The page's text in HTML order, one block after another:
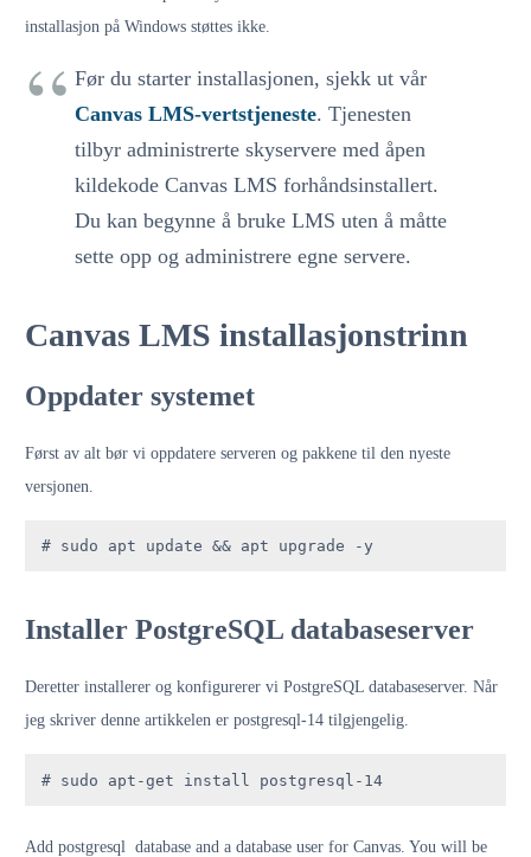
installasjon på Windows støttes ikke.
Før du starter installasjonen, sjekk ut vår
Canvas LMS-vertstjeneste. Tjenesten
tilbyr administrerte skyservere med åpen
kildekode Canvas LMS forhåndsinstallert.
Du kan begynne å bruke LMS uten å måtte
sette opp og administrere egne servere.
Canvas LMS installasjonstrinn
Oppdater systemet
Først av alt bør vi oppdatere serveren og pakkene til den nyeste
versjonen.
# sudo apt update && apt upgrade -y
Installer PostgreSQL databaseserver
Deretter installerer og konfigurerer vi PostgreSQL databaseserver. Når
jeg skriver denne artikkelen er postgresql-14 tilgjengelig.
# sudo apt-get install postgresql-14
Add postgresql database and a database user for Canvas. You will be